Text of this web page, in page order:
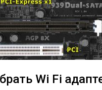
Wi Fi